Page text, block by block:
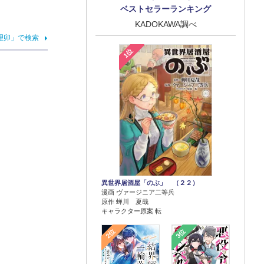
ベストセラーランキング
KADOKAWA調べ
1位
異世界居酒屋「のぶ」 （２２）
漫画 ヴァージニア二等兵
原作 蝉川 夏哉
キャラクター原案 転
2位 3位
卯」で検索